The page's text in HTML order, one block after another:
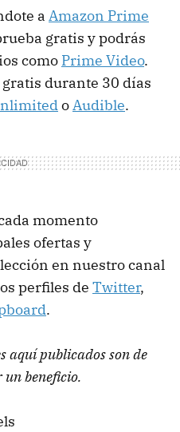
a Amazon Prime
gratis y podrás
como Prime Video.
durante 30 días
oAudible.
momento
ofertas y
en nuestro canal
perfiles de Twitter,
.
aquí publicados son de
beneficio.